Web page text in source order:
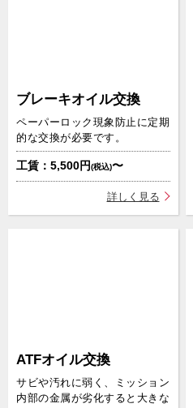
ブレーキオイル交換
ペーパーロック現象防止に定期
的な交換が必要です。
工賃：5,500円(税込)〜
詳しく見る
ATFオイル交換
サビや汚れに弱く、ミッション
内部の金属が劣化すると大きな